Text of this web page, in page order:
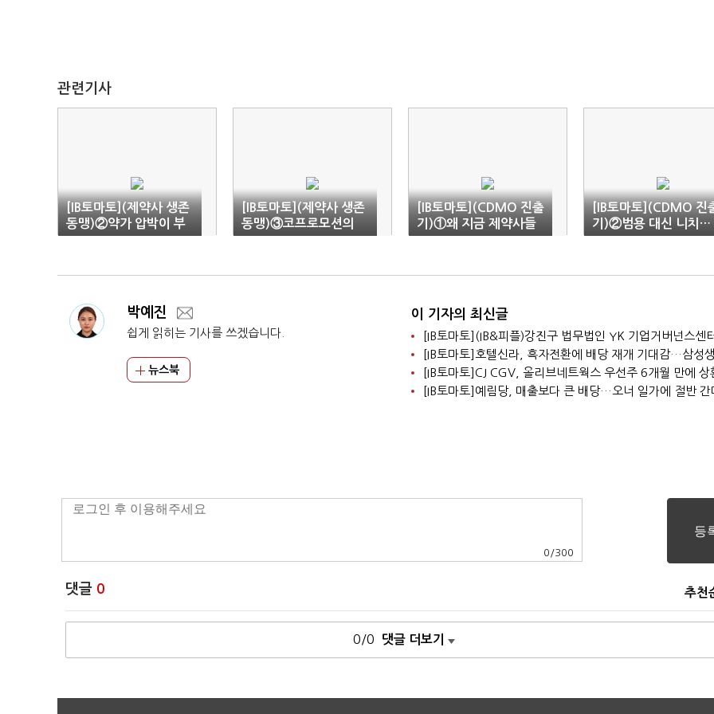
관련기사
[IB토마토](제약사 생존
동맹)②약가 압박이 부
른 연대
[IB토마토](제약사 생존
동맹)③코프로모션의
명암…해지 땐 매출 쇼
[IB토마토](CDMO 진출
기)①왜 지금 제약사들
은 CDMO로 몰리나
[IB토마토](CDMO 진
기)②범용 대신 니치…
제약사들, 선택과 집중
박예진
쉽게 읽히는 기사를 쓰겠습니다.
뉴스북
이 기자의 최신글
[IB토마토]CJ CGV, 올리브네트웍스 우선주 6개월 만에
[IB토마토]예림당, 매출보다 큰 배당…오너 일가에 절반 간
0 /300
댓글 0 추천
0/0 댓글 더보기